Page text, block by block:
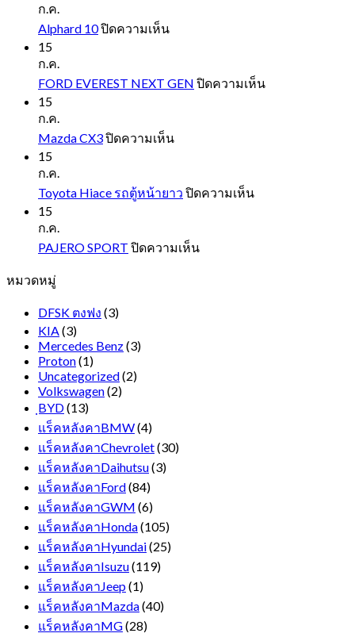
ก.ค.
Alphard 10ปิดความเห็นบน
15
ก.ค.
FORD EVEREST NEXT GEN ปิดความเห็นบน
15
ก.ค.
Mazda CX3ปิดความเห็นบน
15
ก.ค.
Toyota Hiace รถตู้หน้ายาว ปิดความเห็นบน
15
ก.ค.
PAJERO SPORT ปิดความเห็นบน
หมวดหมู่
DFSK ตงฟง (3)
KIA(3)
Mercedes Benz(3)
Proton(1)
Uncategorized(2)
Volkswagen(2)
ฺBYD(13)
แร็คหลังคาBMW(4)
แร็คหลังคาChevrolet(30)
แร็คหลังคาDaihutsu(3)
แร็คหลังคาFord(84)
แร็คหลังคาGWM (6)
แร็คหลังคาHonda(105)
แร็คหลังคาHyundai(25)
แร็คหลังคาIsuzu(119)
แร็คหลังคาJeep(1)
แร็คหลังคาMazda(40)
แร็คหลังคาMG(28)